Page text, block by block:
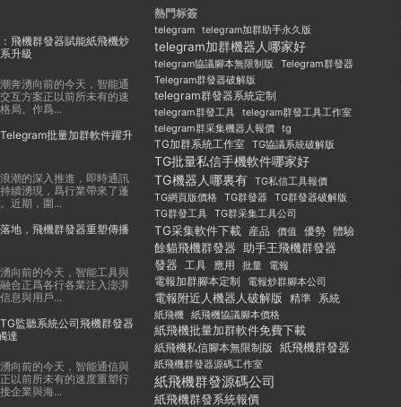
飛機群發器賦能紙飛機炒
升級
奔湧向前的今天，智能通
互方案正以前所未有的速
局。作爲...
批量加群軟件躍升
潮的深入推進，即時通訊
續湧現，爲行業帶來了蓬
近期，圍...
地，飛機群發器重塑傳播
向前的今天，智能工具與
合正爲各行各業注入澎湃
息與用戶...
監聽系統公司飛機群發器
達
向前的今天，智能通信與
以前所未有的速度重塑行
企業與海...
熱門标簽
telegram telegram加群助手永久版
telegram加群機器人哪家好
telegram協議腳本無限制版
Telegram群發器
Telegram群發器破解版
telegram群發器系統定制
telegram群發工具 telegram群發工具工作室
telegram群采集機器人報價 tg
TG加群系統工作室 TG協議系統破解版
TG批量私信手機軟件哪家好
TG機器人哪裏有
TG私信工具報價
TG網頁版價格
TG群發器
TG群發器破解版
TG群發工具 TG群采集工具公司
TG采集軟件下載 産品 價值 優勢 體驗
餘貓飛機群發器 助手王飛機群發器
發器 工具 應用 批量 電報
電報加群腳本定制 電報炒群腳本公司
電報附近人機器人破解版 精準
系統
紙飛機
紙飛機協議腳本價格
紙飛機批量加群軟件免費下載
紙飛機私信腳本無限制版 紙飛機群發器
紙飛機群發器源碼工作室
紙飛機群發源碼公司
紙飛機群發系統報價